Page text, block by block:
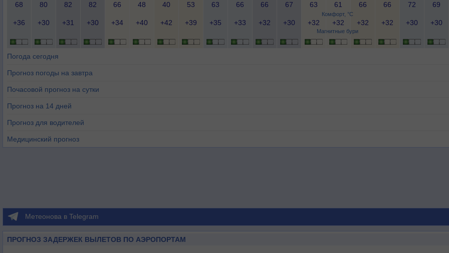
Комфорт, °C
Магнитные бури
68 80 82 82 66 48 40 53 63 66 66 67 63 61 66 66 72 69
+36 +30 +31 +30 +34 +40 +42 +39 +35 +33 +32 +30 +32 +32 +32 +32 +30 +30
Погода сегодня
Прогноз погоды на завтра
Почасовой прогноз на сутки
Прогноз на 14 дней
Прогноз для водителей
Медицинский прогноз
Метеонова в Telegram
ПРОГНОЗ ЗАДЕРЖЕК ВЫЛЕТОВ ПО АЭРОПОРТАМ